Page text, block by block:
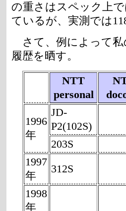
の重さはスペック上で
ているが、実測では
さて、例によって
履歴を晒す。
NTT
personal
1996
年
JD-
P2(102S)
203S
1997
年
312S
1998
年